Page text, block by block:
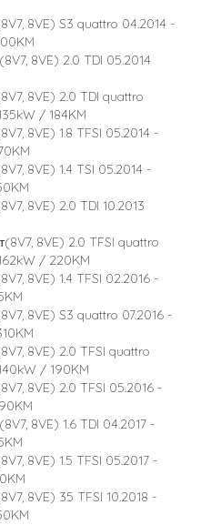
8VE) S3 quattro 04.2014 -
8VE) 2.0 TDI 05.2014
8VE) 2.0 TDI quattro
/ 184KM
8VE) 1.8 TFSI 05.2014 -
8VE) 1.4 TSI 05.2014 -
8VE) 2.0 TDI 10.2013
8VE) 2.0 TFSI quattro
/ 220KM
8VE) 1.4 TFSI 02.2016 -
8VE) S3 quattro 07.2016 -
8VE) 2.0 TFSI quattro
/ 190KM
8VE) 2.0 TFSI 05.2016 -
8VE) 1.6 TDI 04.2017 -
8VE) 1.5 TFSI 05.2017 -
8VE) 35 TFSI 10.2018 -